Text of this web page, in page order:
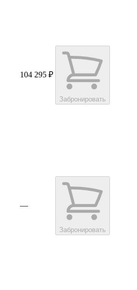
104 295 ₽
Забронировать
—
Забронировать